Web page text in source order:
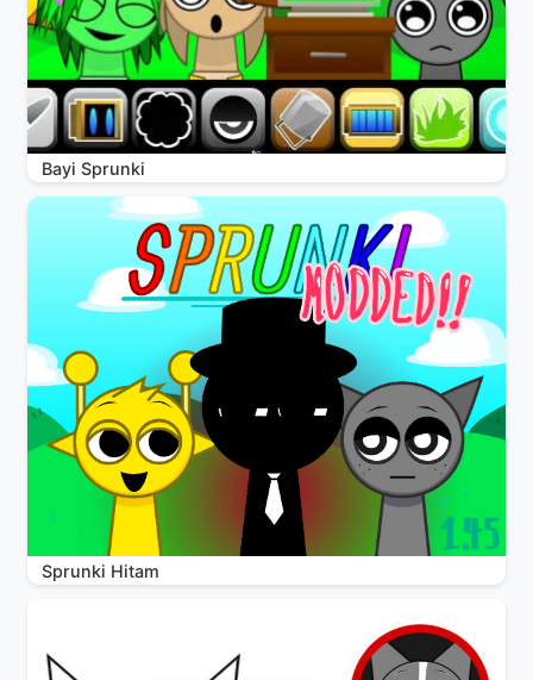
Bayi Sprunki
Sprunki Hitam